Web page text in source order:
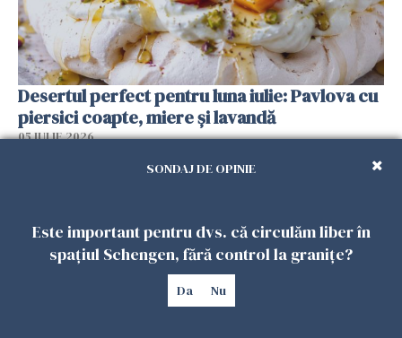
Desertul perfect pentru luna iulie: Pavlova cu
piersici coapte, miere și lavandă
05 IULIE 2026
SONDAJ DE OPINIE
Este important pentru dvs. că circulăm liber în
spațiul Schengen, fără control la granițe?
Da Nu